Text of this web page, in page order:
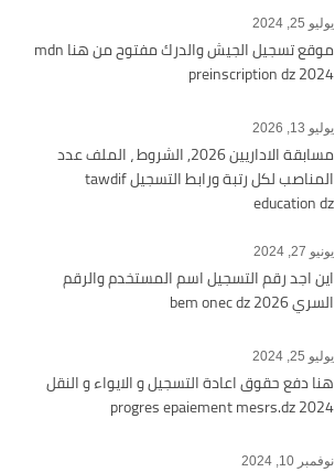
يوليو 25, 2024
موقع تسجيل الجيش والدرك مفتوح من هنا mdn
preinscription dz 2024
يوليو 13, 2026
مسابقة الاداريين 2026, الشروط ، الملف عدد
المناصب لكل رتبة ورابط التسجيل tawdif
education dz
يونيو 27, 2024
اين اجد رقم التسجيل اسم المستخدم والرقم
السري bem onec dz 2026
يوليو 25, 2024
هنا دفع حقوق اعادة التسجيل و الايواء و النقل
2024 progres epaiement mesrs.dz
نوفمبر 10, 2024